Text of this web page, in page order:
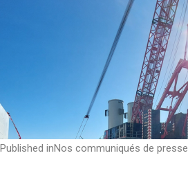
Post
Published inNos communiqués de presse